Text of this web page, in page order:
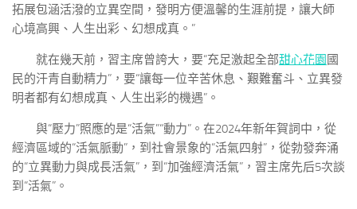
拓展包涵活潑的立異空間，發明方便溫馨的生涯前提，讓大師
心境高興、人生出彩、幻想成真。”
就在幾天前，習主席曾誇大，要“充足激起全部甜心花園 國
民的汗青自動精力”，要“讓每一位辛苦休息、艱難奮斗、立異發
明者都有幻想成真、人生出彩的機遇”。
與“壓力”照應的是“活氣”“動力”。在2024年新年賀詞中，從
經濟區域的“活氣脈動”，到社會景象的“活氣四射”，從勃發奔涌
的“立異動力與成長活氣”，到“加強經濟活氣”，習主席先后5次談
到“活氣”。